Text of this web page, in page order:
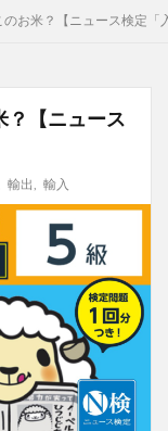
のお米？【ニュース検定「
？【ニュース
輸出 輸入